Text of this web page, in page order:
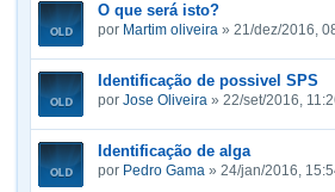
O que será isto?
por Martim oliveira » 21/dez/2016,
Identificação de possivel SPS
por Jose Oliveira » 22/set/2016,
Identificação de alga
por Pedro Gama » 24/jan/2016,